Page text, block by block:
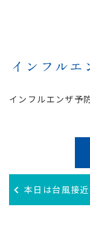
インフルエ
インフルエンザ予
本日は台風接近のため午後の診察は